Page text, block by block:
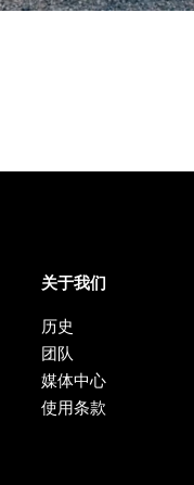
关于我们
历史
团队
媒体中心
使用条款